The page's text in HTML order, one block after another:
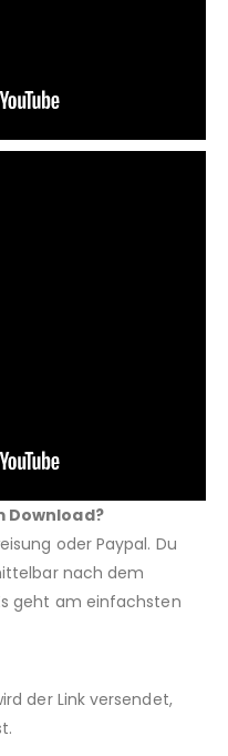
Download?
oder Paypal. Du
nach dem
geht am einfachsten
der Link versendet,